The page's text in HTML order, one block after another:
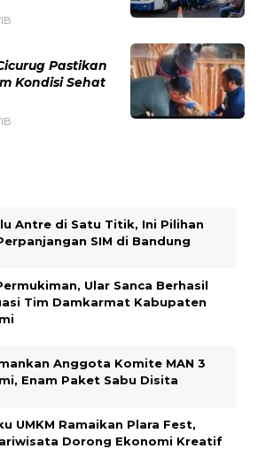
Pastikan
Kondisi Sehat
Antre di Satu Titik, Ini Pilihan
SIM di Bandung
Ular Sanca Berhasil
Tim Damkarmat Kabupaten
Anggota Komite MAN 3
Enam Paket Sabu Disita
UMKM Ramaikan Plara Fest,
Dorong Ekonomi Kreatif